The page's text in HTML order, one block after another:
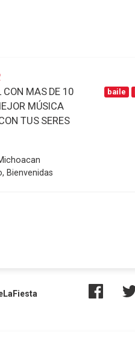
CON MAS DE 10
MÚSICA
TUS SERES
Bienvenidas
baile